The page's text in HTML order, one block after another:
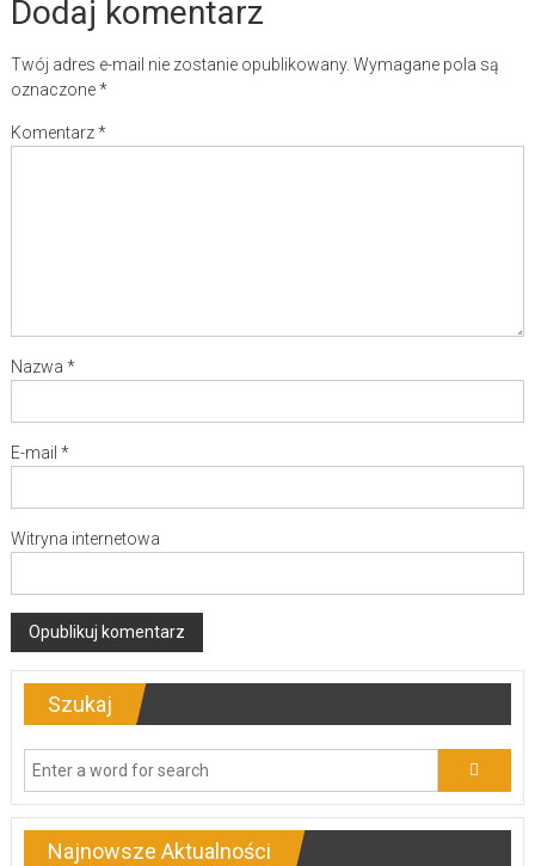
Dodaj komentarz
Twój adres e-mail nie zostanie opublikowany. Wymagane pola są
oznaczone*
Komentarz*
Nazwa *
E-mail *
Witryna internetowa
Szukaj
Najnowsze Aktualności